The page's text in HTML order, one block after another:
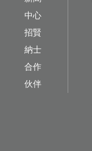
中心
招賢
納士
合作
伙伴